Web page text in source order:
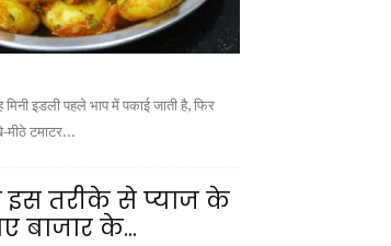
इडली पहले भाप में पकाई जाती है, फिर
टमाटर...
इस तरीके से प्याज के
बाजार के...